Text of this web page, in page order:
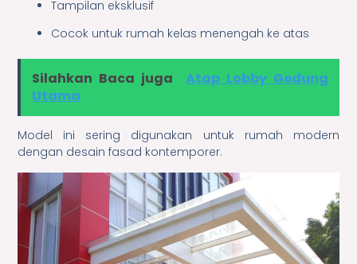
Tampilan eksklusif
Cocok untuk rumah kelas menengah ke atas
Silahkan Baca juga
Atap Lobby Gedung
Utama
Model ini sering digunakan untuk rumah modern
dengan desain fasad kontemporer.